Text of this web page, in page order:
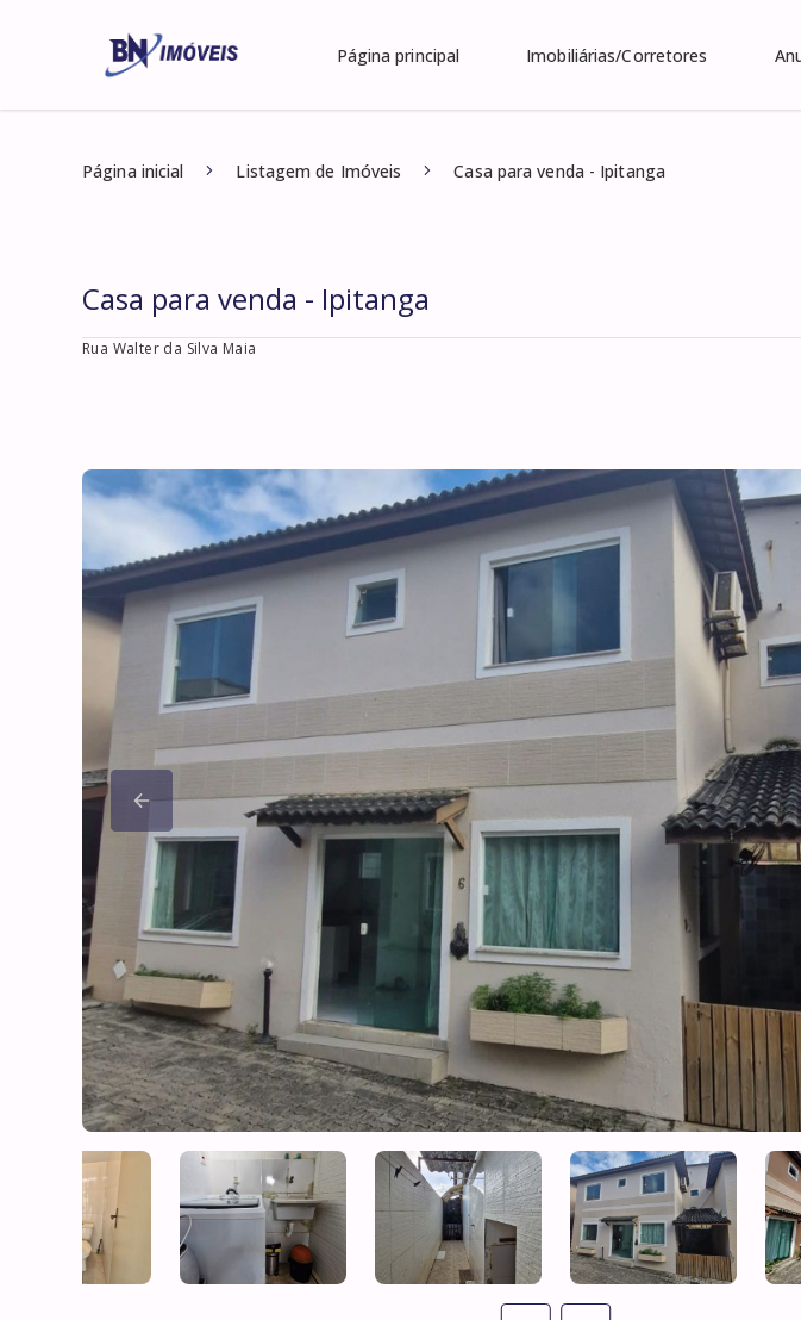
Página principal Imobiliárias/Corretores
Página inicial Listagem de Imóveis Casa para venda - Ipitanga
Casa para venda - Ipitanga
Rua Walter da Silva Maia